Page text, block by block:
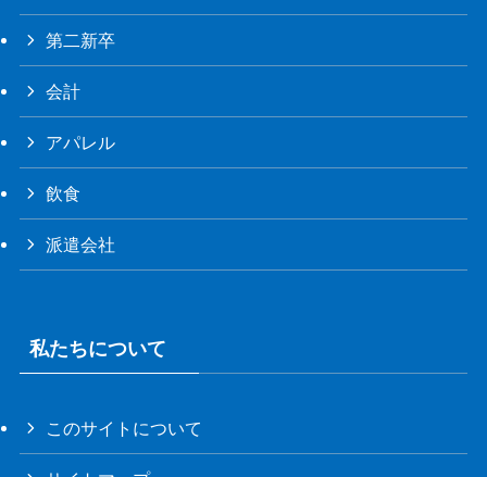
第二新卒
会計
アパレル
飲食
派遣会社
私たちについて
このサイトについて